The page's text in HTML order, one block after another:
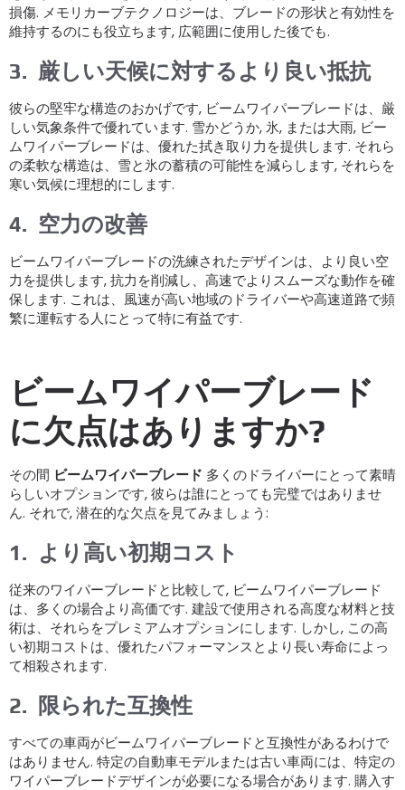
損傷. メモリカーブテクノロジーは、ブレードの形状と有効性を
維持するのにも役立ちます, 広範囲に使用した後でも.
3. 厳しい天候に対するより良い抵抗
彼らの堅牢な構造のおかげです, ビームワイパーブレードは、厳
しい気象条件で優れています. 雪かどうか, 氷, または大雨, ビー
ムワイパーブレードは、優れた拭き取り力を提供します. それら
の柔軟な構造は、雪と氷の蓄積の可能性を減らします, それらを
寒い気候に理想的にします.
4. 空力の改善
ビームワイパーブレードの洗練されたデザインは、より良い空
力を提供します, 抗力を削減し、高速でよりスムーズな動作を確
保します. これは、風速が高い地域のドライバーや高速道路で頻
繁に運転する人にとって特に有益です.
ビームワイパーブレード
に欠点はありますか?
その間 ビームワイパーブレード 多くのドライバーにとって素晴
らしいオプションです, 彼らは誰にとっても完璧ではありませ
ん. それで, 潜在的な欠点を見てみましょう:
1. より高い初期コスト
従来のワイパーブレードと比較して, ビームワイパーブレード
は、多くの場合より高価です. 建設で使用される高度な材料と技
術は、それらをプレミアムオプションにします. しかし, この高
い初期コストは、優れたパフォーマンスとより長い寿命によっ
て相殺されます.
2. 限られた互換性
すべての車両がビームワイパーブレードと互換性があるわけで
はありません. 特定の自動車モデルまたは古い車両には、特定の
ワイパーブレードデザインが必要になる場合があります. 購入す